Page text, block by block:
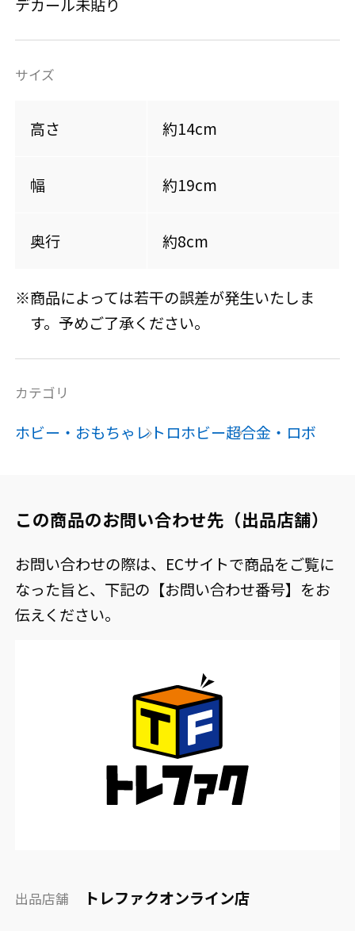
サイズ
高さ 約14cm
幅 約19cm
奥行 約8cm
※商品によっては若干の誤差が発生いたしま
す。予めご了承ください。
カテゴリ
ホビー・おもちゃ レトロホビー超合金・ロボ
この商品のお問い合わせ先（出品店舗）
お問い合わせの際は、ECサイトで商品をご覧に
なった旨と、下記の【お問い合わせ番号】をお
伝えください。
出品店舗 トレファクオンライン店